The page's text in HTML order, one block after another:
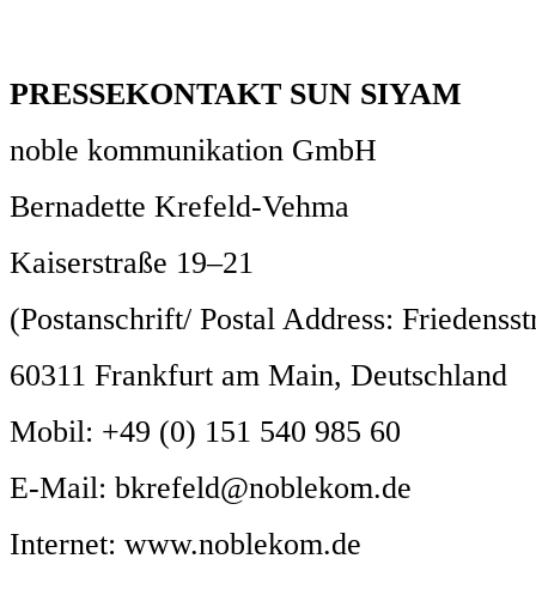
PRESSEKONTAKT SUN SIYAM
noble kommunikation GmbH
Bernadette Krefeld-Vehma
Kaiserstraße 19–21
(Postanschrift/ Postal Address:
60311 Frankfurt am Main, Deutschland
Mobil: +49 (0) 151 540 985 60
E-Mail: bkrefeld@noblekom.de
Internet: www.noblekom.de